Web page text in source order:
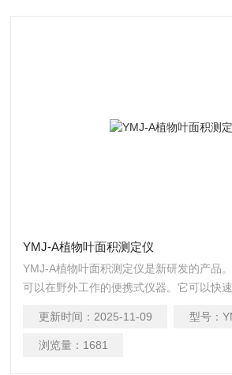
YMJ-A植物叶面积测定仪
YMJ-A植物叶面积测定仪是新研发的产品
可以在野外工作的便携式仪器。它可以快
体进行面积测量。广泛应用于农业、气象
更新时间： 2025-11-09 型号：
浏览量： 1681